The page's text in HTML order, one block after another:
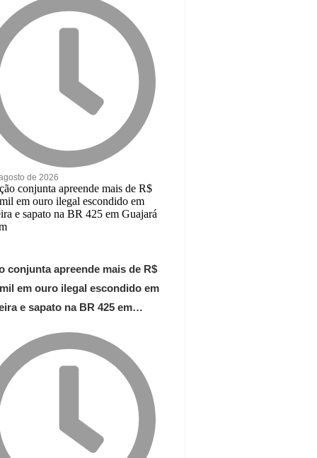
de 2026
conjunta apreende mais de R$
em ouro ilegal escondido em
e sapato na BR 425 em…